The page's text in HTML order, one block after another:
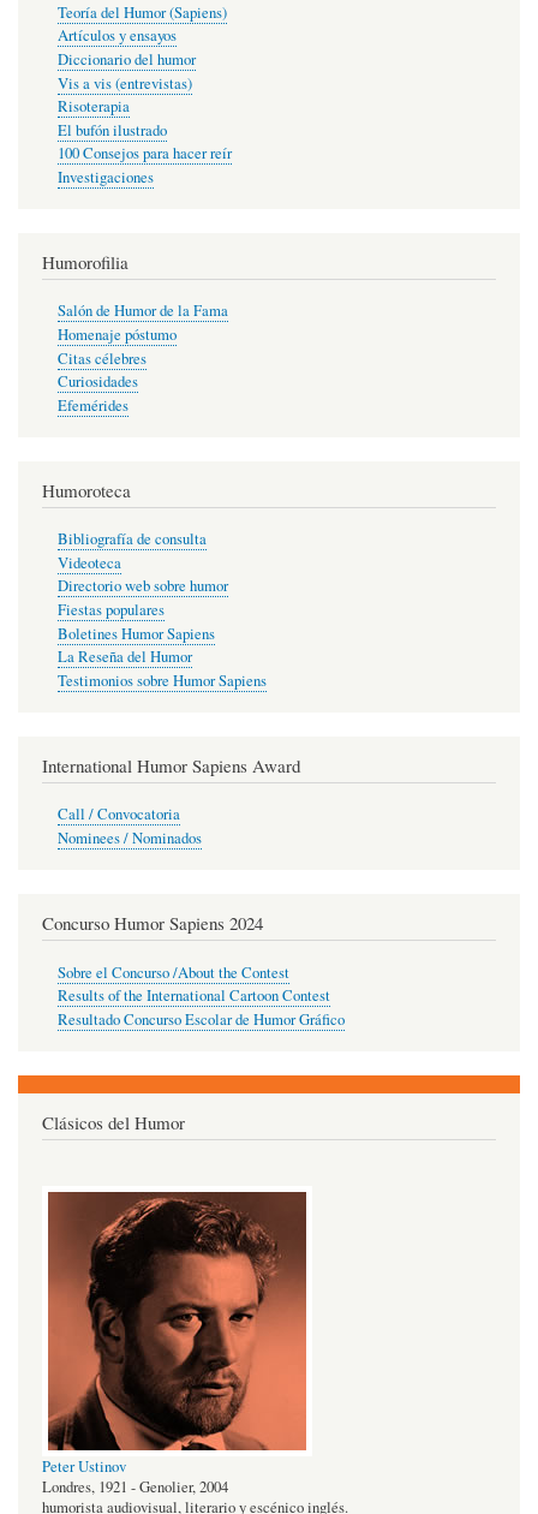
Teoría del Humor (Sapiens)
Artículos y ensayos
Diccionario del humor
Vis a vis (entrevistas)
Risoterapia
El bufón ilustrado
100 Consejos para hacer reír
Investigaciones
Humorofilia
Salón de Humor de la Fama
Homenaje póstumo
Citas célebres
Curiosidades
Efemérides
Humoroteca
Bibliografía de consulta
Videoteca
Directorio web sobre humor
Fiestas populares
Boletines Humor Sapiens
La Reseña del Humor
Testimonios sobre Humor Sapiens
International Humor Sapiens Award
Call / Convocatoria
Nominees / Nominados
Concurso Humor Sapiens 2024
Sobre el Concurso /About the Contest
Results of the International Cartoon Contest
Resultado Concurso Escolar de Humor Gráfico
Clásicos del Humor
Peter Ustinov
Londres, 1921 - Genolier, 2004
humorista audiovisual, literario y escénico inglés.